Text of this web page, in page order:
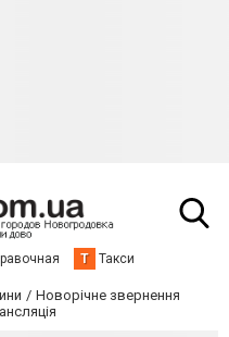
Т Такси
Новорічне звернення